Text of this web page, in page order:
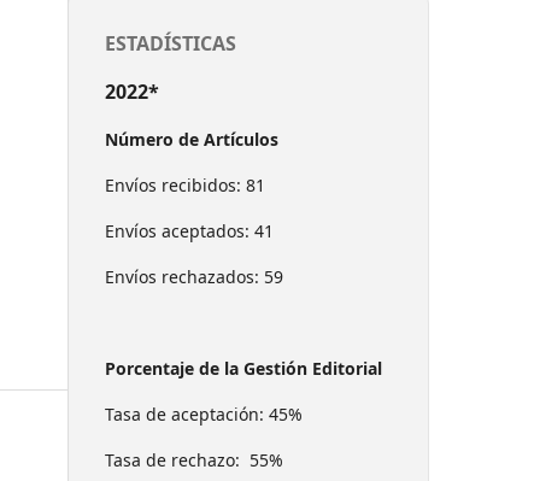
ESTADÍSTICAS
2022*
Número de Artículos
Envíos recibidos: 81
Envíos aceptados: 41
Envíos rechazados: 59
Porcentaje de la Gestión Editorial
Tasa de aceptación: 45%
Tasa de rechazo: 55%